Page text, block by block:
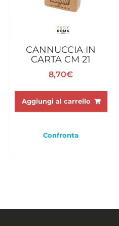
CANNUCCIA IN
CARTA CM 21
8,70€
Aggiungi al carrello
Confronta